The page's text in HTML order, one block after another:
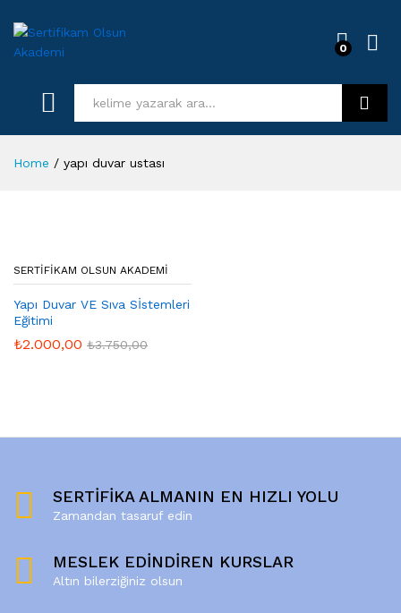
0
Home / yapı duvar ustası
SERTIFIKAM OLSUN AKADEMI
Yapı Duvar VE Sıva Sİstemleri
Eğitimi
₺2.000,00 ₺3.750,00
SERTİFİKA ALMANIN EN HIZLI YOLU
Zamandan tasaruf edin
MESLEK EDİNDİREN KURSLAR
Altın bilerziğiniz olsun